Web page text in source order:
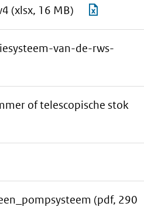
selectie
toevoegen
723.00.E009
Gebruik
en
v4
(xlsx, 16 MB)
download-
selectie
RWSV
Gebruik
v4
van-de-rws-
of telescopische stok
(pdf, 290